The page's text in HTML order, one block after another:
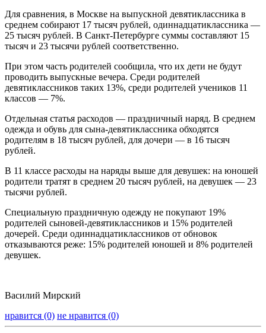
Для сравнения, в Москве на выпускной девятиклассника в
среднем собирают 17 тысяч рублей, одиннадцатиклассника —
25 тысяч рублей. В Санкт-Петербурге суммы составляют 15
тысяч и 23 тысячи рублей соответственно.
При этом часть родителей сообщила, что их дети не будут
проводить выпускные вечера. Среди родителей
девятиклассников таких 13%, среди родителей учеников 11
классов — 7%.
Отдельная статья расходов — праздничный наряд. В среднем
одежда и обувь для сына-девятиклассника обходятся
родителям в 18 тысяч рублей, для дочери — в 16 тысяч
рублей.
В 11 классе расходы на наряды выше для девушек: на юношей
родители тратят в среднем 20 тысяч рублей, на девушек — 23
тысячи рублей.
Специальную праздничную одежду не покупают 19%
родителей сыновей-девятиклассников и 15% родителей
дочерей. Среди одиннадцатиклассников от обновок
отказываются реже: 15% родителей юношей и 8% родителей
девушек.
Василий Мирский
нравится (0) не нравится (0)